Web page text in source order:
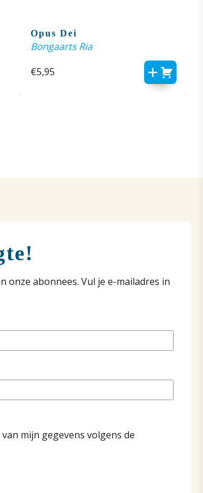
Opus Dei
Bongaarts Ria
€5,95
onze abonnees. Vul je e-mailadres in
mijn gegevens volgens de